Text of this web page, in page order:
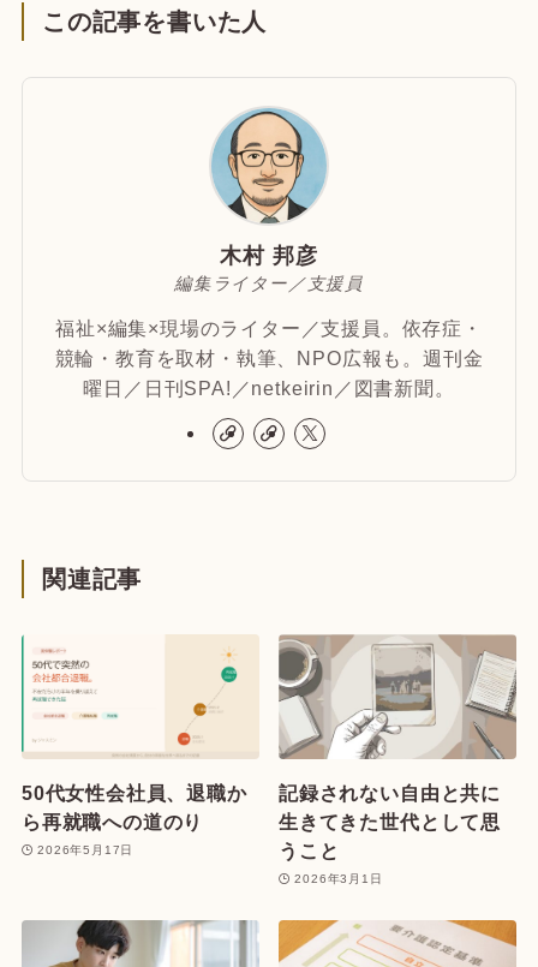
この記事を書いた人
木村 邦彦
編集ライター／支援員
福祉×編集×現場のライター／支援員。依存症・
競輪・教育を取材・執筆、NPO広報も。週刊金
曜日／日刊SPA!／netkeirin／図書新聞。
関連記事
50代女性会社員、退職か
ら再就職への道のり
2026年5月17日
記録されない自由と共に
生きてきた世代として思
うこと
2026年3月1日